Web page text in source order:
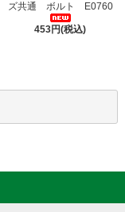
ズ共通 ボルト E0760
453円(税込)